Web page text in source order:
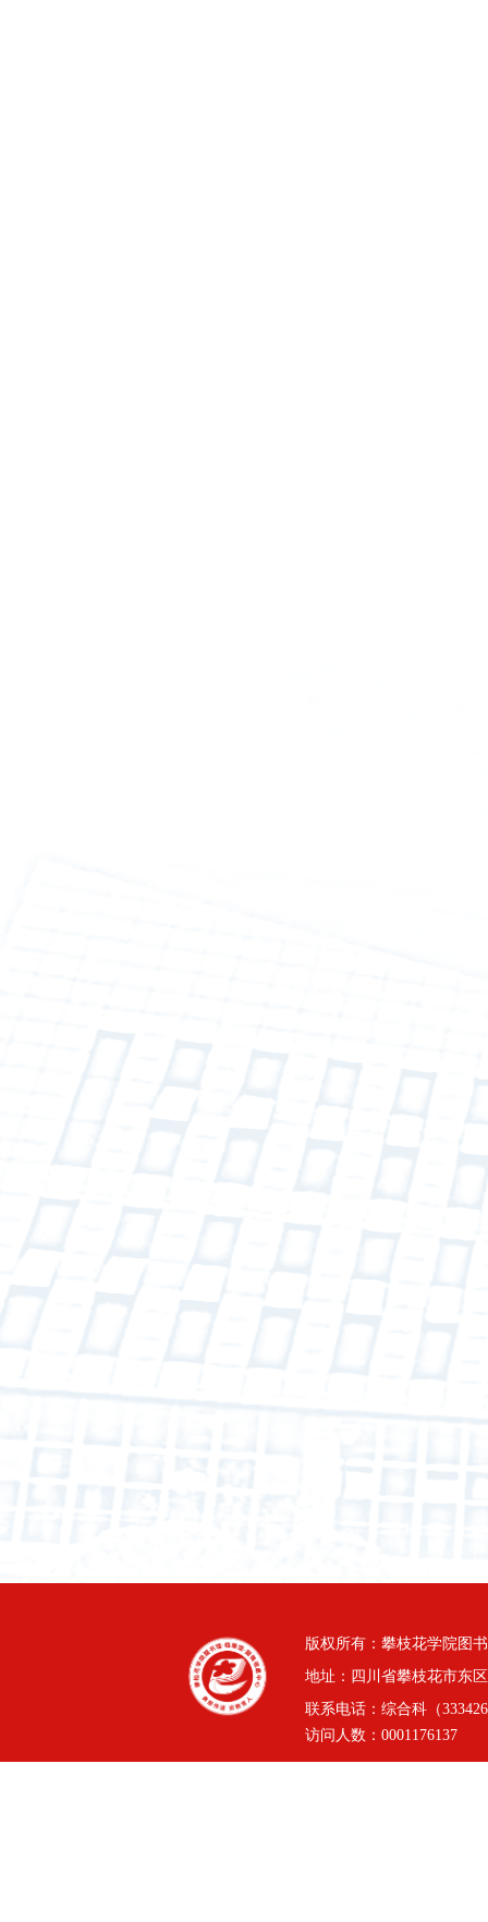
版权所有：攀枝花学院图
地址：四川省攀枝花市东
联系电话：综合科（
访问人数： 0001176137